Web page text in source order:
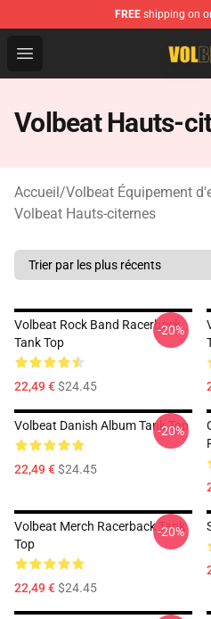
FREE shipping on
Open menu
Volbeat Shop - Official
Volbeat Hauts-
Accueil/Volbeat Équipement
Volbeat Hauts-citernes
Volbeat Rock Band Racerback
Tank Top
22,49 €$24.45
-20%
Volbeat Danish Album Tank Top
22,49 €$24.45
-20%
Volbeat Merch Racerback Tank
Top
22,49 €$24.45
-20%